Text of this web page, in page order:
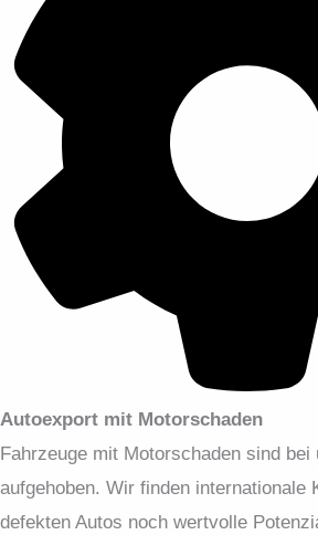
Autoexport mit Motorschaden
Fahrzeuge mit Motorschaden sind bei
aufgehoben. Wir finden internationale
defekten Autos noch wertvolle